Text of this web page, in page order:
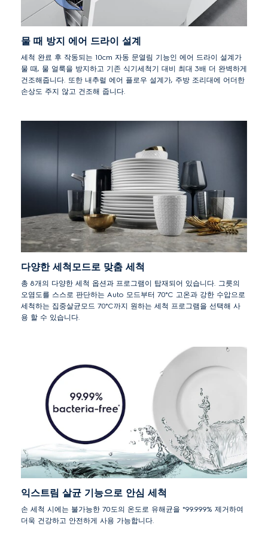
물 때 방지 에어 드라이 설계
세척 완료 후 작동되는 10cm 자동 문열림 기능인 에어 드라이 설계가
물 때, 물 얼룩을 방지하고 기존 식기세척기 대비 최대 3배 더 완벽하게
건조해줍니다. 또한 내추럴 에어 플로우 설계가, 주방 조리대에 어더한
손상도 주지 않고 건조해 줍니다.
다양한 세척모드로 맞춤 세척
총 8개의 다양한 세척 옵션과 프로그램이 탑재되어 있습니다. 그릇의
오염도를 스스로 판단하는 Auto 모드부터 70°C 고온과 강한 수압으로
세척하는 집중살균모드 70°C까지 원하는 세척 프로그램을 선택해 사
용 할 수 있습니다.
익스트림 살균 기능으로 안심 세척
손 세척 시에는 불가능한 70도의 온도로 유해균을 *99.999% 제거하여
더욱 건강하고 안전하게 사용 가능합니다.